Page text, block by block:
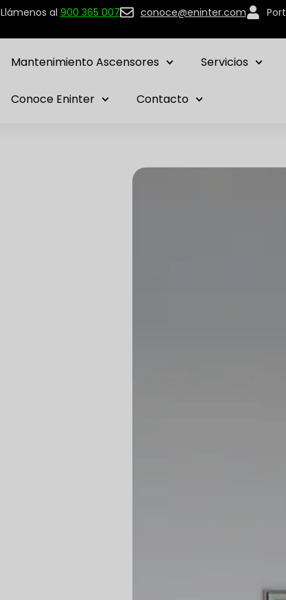
Llámenos al 900 365 007 conoce@eninter.com
Mantenimiento Ascensores Servicios
Conoce Eninter Contacto